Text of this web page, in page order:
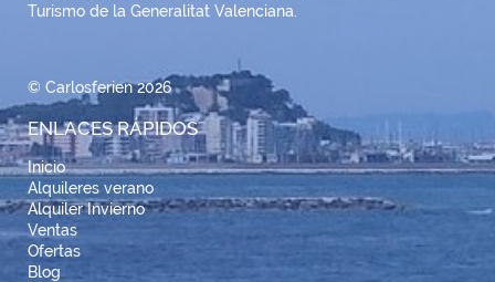
Turismo de la Generalitat Valenciana.
© Carlosferien 2026
ENLACES RÁPIDOS
Inicio
Alquileres verano
Alquiler Invierno
Ventas
Ofertas
Blog